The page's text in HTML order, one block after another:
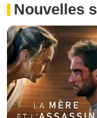
Nouvelles